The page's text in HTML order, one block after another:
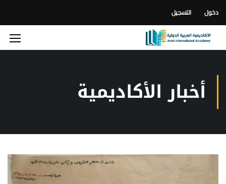
دخول التسجيل
أخبار الأكاديمية